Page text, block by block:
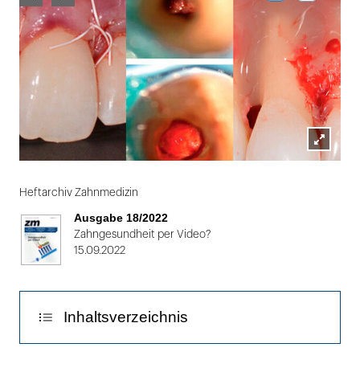
Lightbox
1
von
2
Heftarchiv Zahnmedizin
Ausgabe 18/2022
Zahngesundheit per Video?
15.09.2022
Inhaltsverzeichnis